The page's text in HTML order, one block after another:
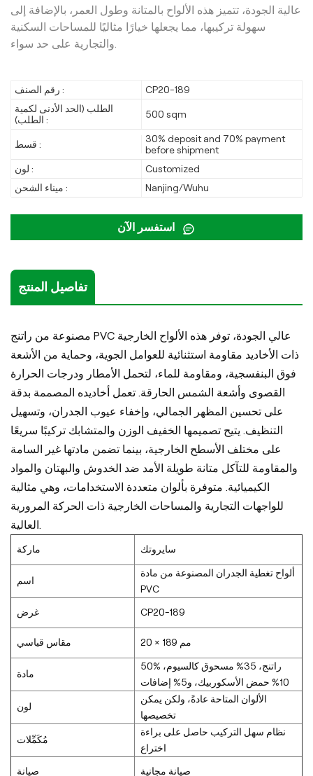
عالية الجودة، تتميز هذه الألواح بالمتانة وطول العمر، بالإضافة إلى
سهولة تركيبها، مما يجعلها خيارًا مثاليًا للمساحات السكنية
رقم الصنف :
CP20-189
الطلب (الحد الأدنى لكمية
الطلب) :
500 sqm
قسط :
30% deposit and 70% payment
before shipment
لون :
Customized
ميناء الشحن :
Nanjing/Wuhu
تفاصيل المنتج
مصنوعة من راتنج PVC عالي الجودة، توفر هذه الألواح الخارجية
ذات الأخاديد مقاومة استثنائية للعوامل الجوية، وحماية من الأشعة
فوق البنفسجية، ومقاومة للماء، لتحمل الأمطار ودرجات الحرارة
القصوى وأشعة الشمس الحارقة. تعمل أخاديده المصممة بدقة
على تحسين المظهر الجمالي، وإخفاء عيوب الجدران، وتسهيل
التنظيف. يتيح تصميمها الخفيف الوزن والمتشابك تركيبًا سريعًا
على مختلف الأسطح الخارجية، بينما تضمن مادتها غير السامة
والمقاومة للتآكل متانة طويلة الأمد ضد الخدوش والبهتان والمواد
الكيميائية. متوفرة بألوان متعددة الاستخدامات، وهي مثالية
للواجهات التجارية والمساحات الخارجية ذات الحركة المرورية
العالية.
ماركة سايروتك
اسم
ألواح تغطية الجدران المصنوعة من مادة
PVC
غرض CP20-189
مقاس قياسي 20 × 189 مم
مادة
50% راتنج، 35% مسحوق كالسيوم،
10% حمض الأسكوربيك، و5% إضافات
لون
الألوان المتاحة عادةً، ولكن يمكن
تخصيصها
مُكَمِّلات
نظام سهل التركيب حاصل على براءة
اختراع
صيانة صيانة مجانية